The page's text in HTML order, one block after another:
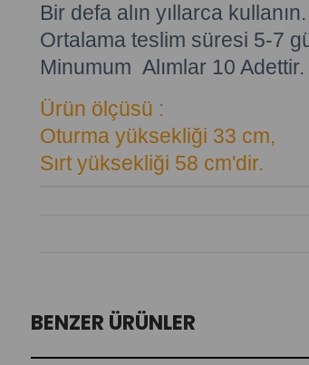
Bir defa alın yıllarca kullanın.
Ortalama teslim süresi 5-7
Minumum Alımlar 10 Adettir.
Ürün ölçüsü :
Oturma yüksekliği 33 cm,
Sırt yüksekliği 58 cm'dir.
BENZER ÜRÜNLER